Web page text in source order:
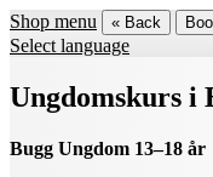
Shop menu « Back
Select language
Ungdomskurs i
Bugg Ungdom 13–18 år